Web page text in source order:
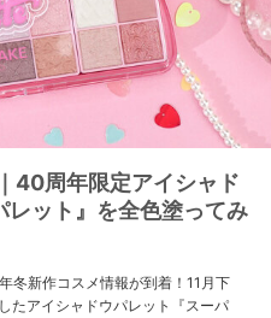
40周年限定アイシャド
レット』を全色塗ってみ
冬新作コスメ情報が到着！11月下
たアイシャドウパレット『スーパ